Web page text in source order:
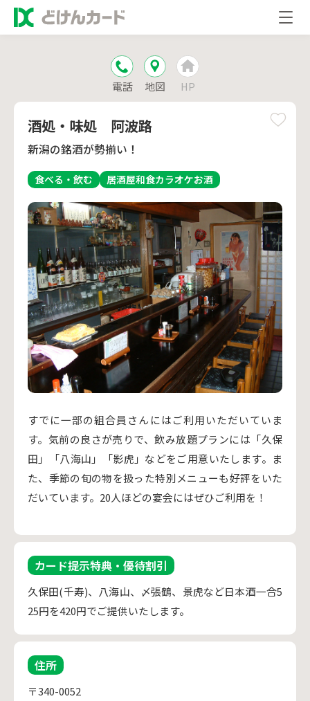
電話 地図 HP
酒処・味処 阿波路
新潟の銘酒が勢揃い！
食べる・飲む 居酒屋和食カラオケお酒
すでに一部の組合員さんにはご利用いただいていま
す。気前の良さが売りで、飲み放題プランには「久保
田」「八海山」「影虎」などをご用意いたします。ま
た、季節の旬の物を扱った特別メニューも好評をいた
カード提示特典・優待割引
久保田(千寿)、八海山、〆張鶴、景虎など日本酒一合5
25円を420円でご提供いたします。
住所
〒340-0052